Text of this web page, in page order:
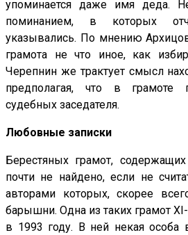
упоминается даже имя деда.
поминанием, в которых
указывались. По мнению
грамота не что иное, как
Черепнин же трактует смысл
предполагая, что в грамоте
судебных заседателя.
Любовные записки
Берестяных грамот,
почти не найдено, если не
авторами которых, скорее
барышни. Одна из таких грамот
в 1993 году. В ней некая особа